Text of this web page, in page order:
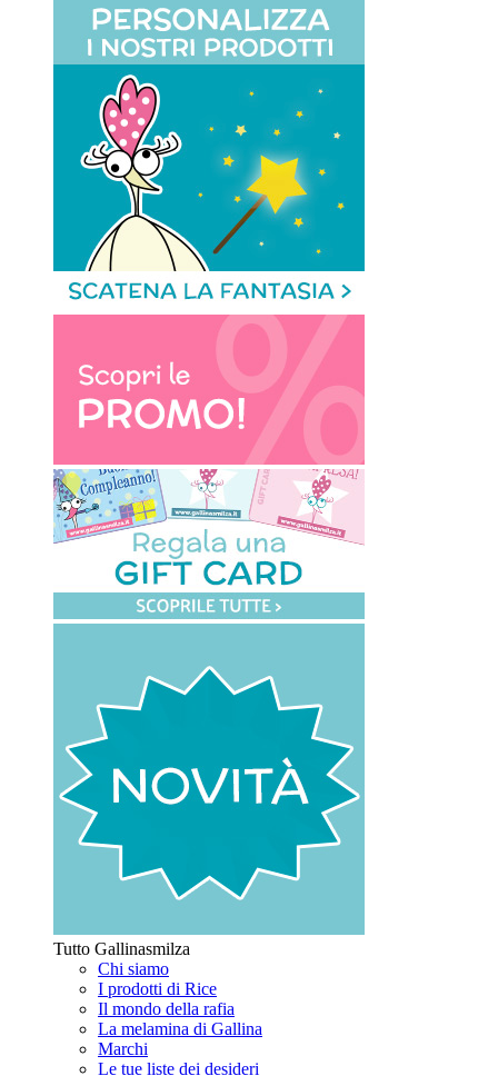
Tutto Gallinasmilza
Chi siamo
I prodotti di Rice
Il mondo della rafia
La melamina di Gallina
Marchi
Le tue liste dei desideri